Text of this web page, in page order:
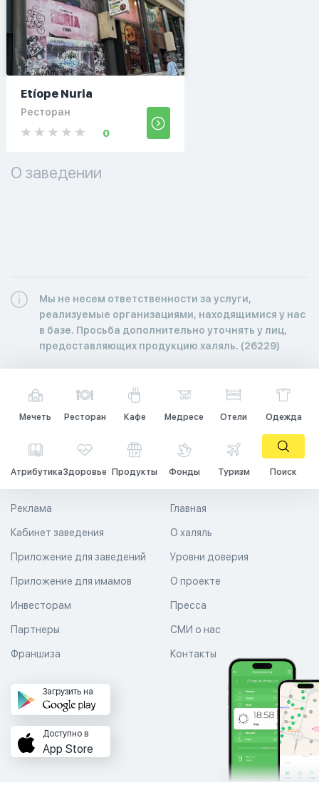
Etíope Nuria
Ресторан
0
О заведении
Мы не несем ответственности за услуги,
реализуемые организациями, находящимися у нас
в базе. Просьба дополнительно уточнять у лиц,
предоставляющих продукцию халяль. (26229)
Мечеть Ресторан Кафе Медресе Отели Одежда
АтрибутикаЗдоровье Продукты Фонды Туризм Поиск
Главная
О халяль
Уровни доверия
Реклама
Кабинет заведения
Приложение для заведений
Приложение для имамов О проекте
Пресса
СМИ о нас
Контакты
Инвесторам
Партнеры
Франшиза
Загрузить на
Доступно в
App Store